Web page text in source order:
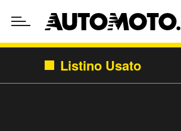
Listino Usato